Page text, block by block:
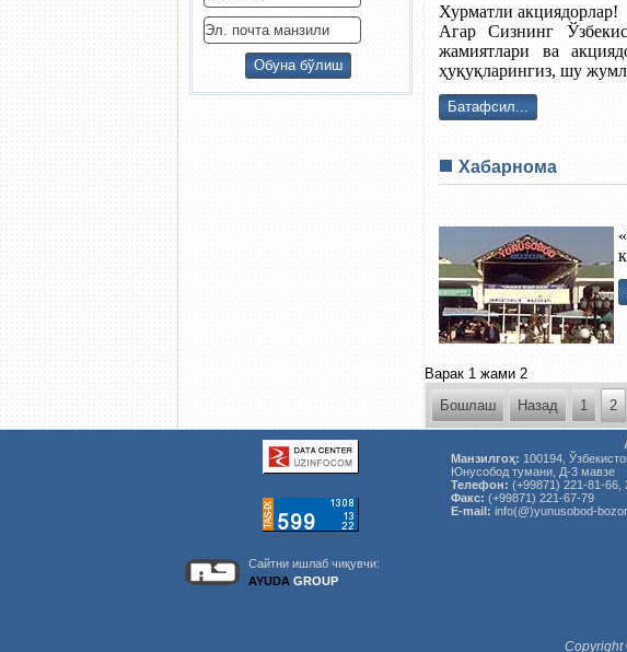
Хурматли акциядорлар!
Агар Сизнинг
жамиятлари ва
ҳуқуқларингиз, шу
Батафсил...
Хабарнома
Варак 1 жами 2
Бошлаш
Назад 1 2
Сайтни ишлаб чиқувчи:
AYUDA GROUP
Манзилгоҳ: 100194,
Юнусобод тумани, Д-3 мавзе
Телефон: (+99871) 221-81-66,
Факс: (+99871) 221-67-79
E-mail: info(@)yunusobod-
Copyright